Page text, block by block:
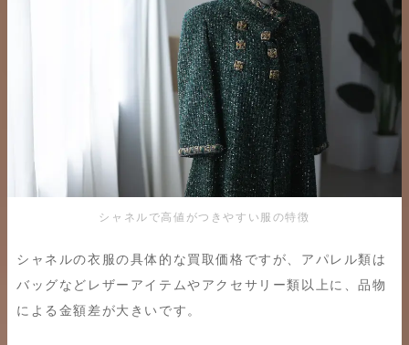
シャネルで高値がつきやすい服の特徴
シャネルの衣服の具体的な買取価格ですが、アパレル類は
バッグなどレザーアイテムやアクセサリー類以上に、品物
による金額差が大きいです。